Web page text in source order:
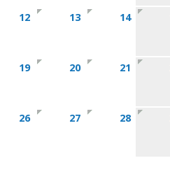
12 13 14
19 20 21
26 27 28